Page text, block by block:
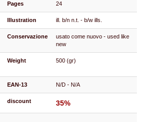
Pages 24
Illustration ill. b/n n.t. - b/w ills.
Conservazione
usato come nuovo - used like
new
Weight 500 (gr)
EAN-13 N/D - N/A
discount 35%